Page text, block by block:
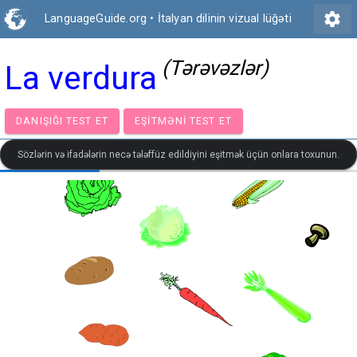
LanguageGuide.org • İtalyan dilinin vizual lüğəti settings
La verdura (Tərəvəzlər)
DANIŞIĞI TEST ET EŞITMƏNI TEST ET
Sözlərin və ifadələrin necə tələffüz edildiyini eşitmək üçün onlara toxunun.